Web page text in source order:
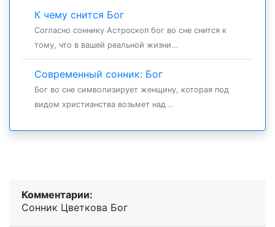
К чему снится Бог
Согласно соннику Астроскоп бог во сне снится к
тому, что в вашей реальной жизни...
Современный сонник: Бог
Бог во сне символизирует женщину, которая под
видом христианства возьмет над ..
Комментарии:
Сонник Цветкова Бог